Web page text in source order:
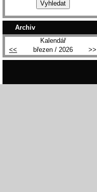
Archiv
Kalendář
<<
březen / 2026 >>